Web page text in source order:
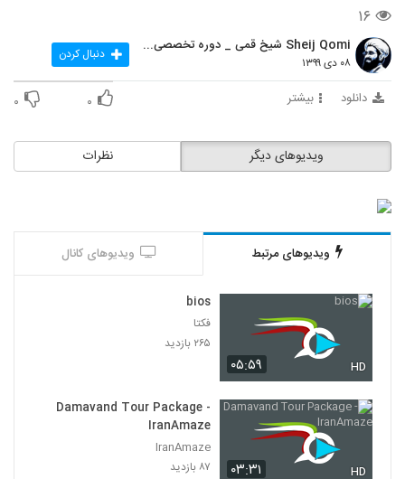
۱۶
Sheij Qomi شیخ قمی _ دوره تخصصی تربیت مبلغه غرب
۰۸ دی ۱۳۹۹ دنبال کردن
دانلود بیشتر ۰ ۰
نظرات ویدیوهای دیگر
ویدیوهای مرتبط ویدیوهای کانال
۰۵:۵۹ HD
bios
فکتا
۲۶۵ بازدید
۰۳:۳۱ HD
Damavand Tour Package -
IranAmaze
IranAmaze
۸۷ بازدید